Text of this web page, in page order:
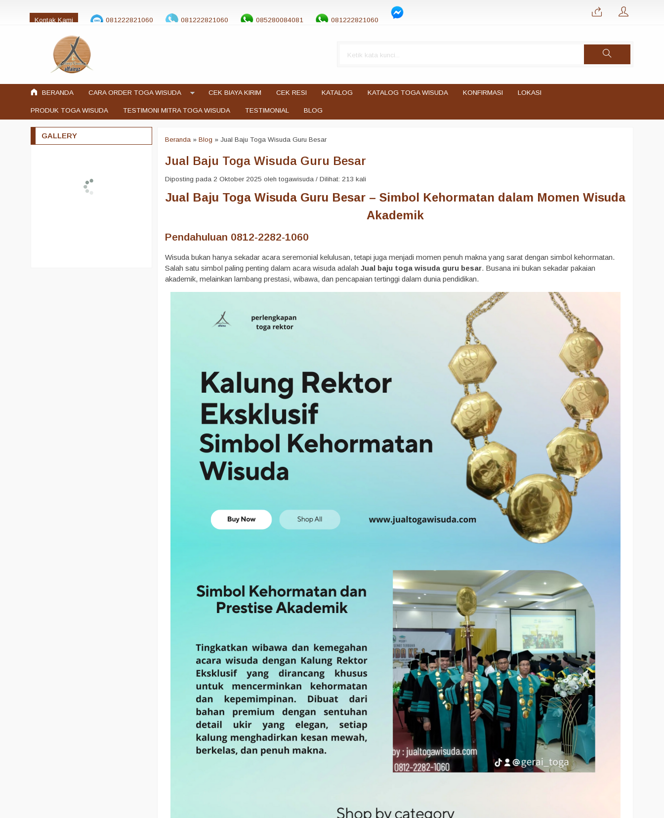
Kontak Kami 081222821060 081222821060 085280084081 081222821060
jualtogawisuda@gmail.com
BERANDA CARA ORDER TOGA WISUDA CEK BIAYA KIRIM CEK RESI KATALOG KATALOG TOGA WISUDA KONFIRMASI LOKASI
PRODUK TOGA WISUDA TESTIMONI MITRA TOGA WISUDA TESTIMONIAL BLOG
Beranda »Blog »Jual Baju Toga Wisuda Guru Besar
Jual Baju Toga Wisuda Guru Besar
Diposting pada 2 Oktober 2025 oleh togawisuda / Dilihat: 213 kali
Jual Baju Toga Wisuda Guru Besar– Simbol Kehormatan dalam Momen Wisuda
Akademik
Pendahuluan 0812-2282-1060
Wisuda bukan hanya sekadar acara seremonial kelulusan, tetapi juga menjadi momen penuh makna yang sarat dengan simbol kehormatan.
Salah satu simbol paling penting dalam acara wisuda adalahJual baju toga wisuda guru besar. Busana ini bukan sekadar pakaian
akademik, melainkan lambang prestasi, wibawa, dan pencapaian tertinggi dalam dunia pendidikan.
GALLERY